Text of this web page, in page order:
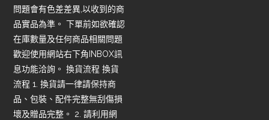
問題會有色差差異,以收到的商
品實品為準。 下單前如欲確認
在庫數量及任何商品相關問題
歡迎使用網站右下角INBOX訊
息功能洽詢。 換貨流程 換貨
流程 1. 換貨請一律請保持商
品、包裝、配件完整無刮傷損
壞及贈品完整。 2. 請利用網